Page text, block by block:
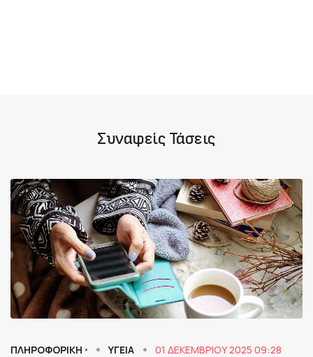
Συναφείς Τάσεις
ΠΛΗΡΟΦΟΡΙΚΗ ⋅ ΥΓΕΙΑ 01 ΔΕΚΕΜΒΡΊΟΥ 2025 09:28